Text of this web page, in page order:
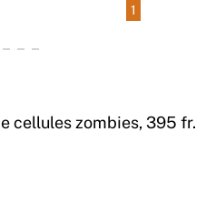
1
cellules zombies, 395 fr.